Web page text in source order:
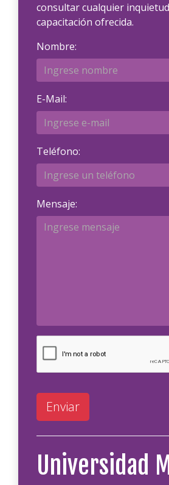
consultar cualquier
capacitación ofrecida.
Nombre:
E-Mail:
Teléfono:
Mensaje:
Enviar
Universidad